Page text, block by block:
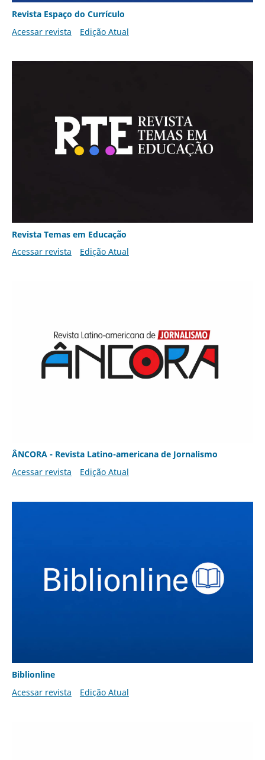
Revista Espaço do Currículo
Acessar revista
Edição Atual
Revista Temas em Educação
Acessar revista
Edição Atual
ÂNCORA - Revista Latino-americana de Jornalismo
Acessar revista
Edição Atual
Biblionline
Acessar revista
Edição Atual